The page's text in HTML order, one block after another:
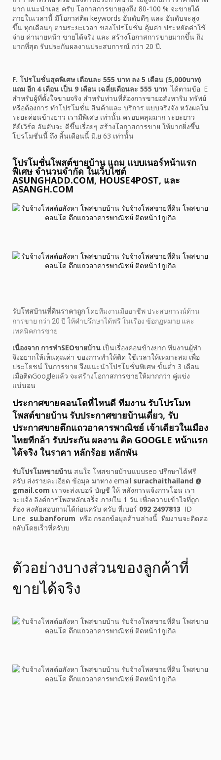
มาก แนะนำเลย ครับ โอกาสการขายสูงถึง 80-100 % จะขายได้
ภายในเวลานี้ มีโอกาสติด keywords อันดับดีๆ และ อันดับจะสูง
ขึ้น ทุกเดือนๆ ตามระยะเวลา ของโปรโมชั่น คุ้มค่า ประหยัดค่าใช้
จ่าย ค่านายหน้า ขายได้จริง และ สร้างโอกาสการขายมากขึ้น ถึง
มากที่สุด รับประกันผลงานประสบการณ์ กว่า 20 ปี.
F. โปรโมชั่นสุดพิเศษ เดือนละ 555 บาท ลง 5 เดือน (5,000บาท)
แถม อีก 4 เดือน เป็น 9 เดือน เฉลี่ยเดือนละ 555 บาท ได้ตามข้อ. E
สำหรับผู้ที่ตั้งใจขายจริง สำหรับท่านที่ต้องการขายอสังหาริม ทรัพย์
หรือต้องการ ทำโปรโมชั่น สินค้าและ บริการ แบบจริงจัง หวังผลใน
ระยะค่อนข้างยาว เรามีพิเศษ เท่านั้น ครอบคลุมมาก ระยะยาว
คีย์เวิร์ด อันดับจะ ดีขึ้นเรื่อยๆ สร้างโอกาสการขาย ให้มากยิ่งขึ้น
โปรโมชั่นนี้ ถึง สิ้นเดือนนี้ มิ.ย 63 เท่านั้้น
โปรโมชั่นโพสต์ขายบ้าน แถม แบบเนอร์หน้าแรก
พิเศษ จำนวนจำกัด ในเว็บไซต์
ASUNGHADD.COM, HOUSE4POST, และ
ASANGH.COM
รับโพสบ้านที่ดินราคาถูกโดยทีมงานมืออาชีพ ประสบการณ์ด้าน
การขาย กว่า 20 ปี ให้คำปรึกษาได้ฟรี ในเรือง ข้อกฏหมาย และ
เทคนิคการขาย
เนื่องจาก การทำSEOขายบ้าน เป็นเรื่องค่อนข้างยาก ทีมงานผู้ทำ
จึงอยากให้เห็นคุณค่า ของการทำให้ติด ใช้เวลาให้เหมาะสม เพื่อ
ประโยชน์ ในการขาย จึงแนะนำโปรโมชั่นพิเศษ ขั้นต่ำ 3 เดือน
เมื่อติดGoogleแล้ว จะสร้างโอกาสการขายให้มากกว่า คู่แข่ง
แน่นอน
ประกาศขายคอนโดที่ไหนดี ทีมงาน รับโปรโมท
โพสต์ขายบ้าน รับประกาศขายบ้านเดี่ยว, รับ
ประกาศขายตึกแถวอาคารพาณิชย์ เจ้าเดียวในเมือง
ไทยทีกล้า รับประกัน ผลงาน ติด GOOGLE หน้าแรก
ได้จริง ในราคา หลักร้อย หลักพัน
รับโปรโมทขายบ้าน สนใจ โพสขายบ้านแบบseo ปรึกษาได้ฟรี
ครับ ส่งรายละเอียด ข้อมุล มาทาง email surachaithailand @
gmail.com เราจะส่งเบอร์ บัญชี ให้ หลังการแจ้งการโอน เรา
จะแจ้ง ลิงค์การโพสหลักเสร็จ ภายใน 1 วัน เพื่อความเข้าใจที่ถูก
ต้อง สงสัยสอบถามได้ก่อนครับ ครับ ที่เบอร์ 092 2497813 ID
Line su.banforum หรือ กรอกข้อมุลด้านล่างนี้ ทีมงานจะติดต่อ
กลับโดยเร็วที่ครับบ
ตัวอย่างบางส่วนของลูกค้าที่
ขายได้จริง